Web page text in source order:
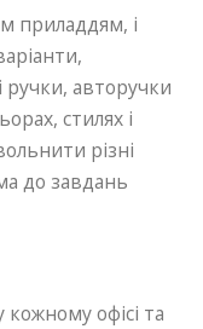
приладдям, і
ручки, авторучки
стилях і
різні
до завдань
офісі та